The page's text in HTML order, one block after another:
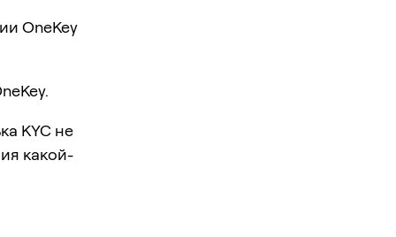
OneKey
KYC не
какой-